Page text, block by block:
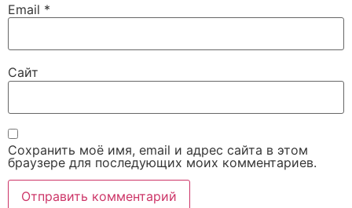
Email *
Сайт
Сохранить моё имя, email и адрес сайта в этом
браузере для последующих моих комментариев.